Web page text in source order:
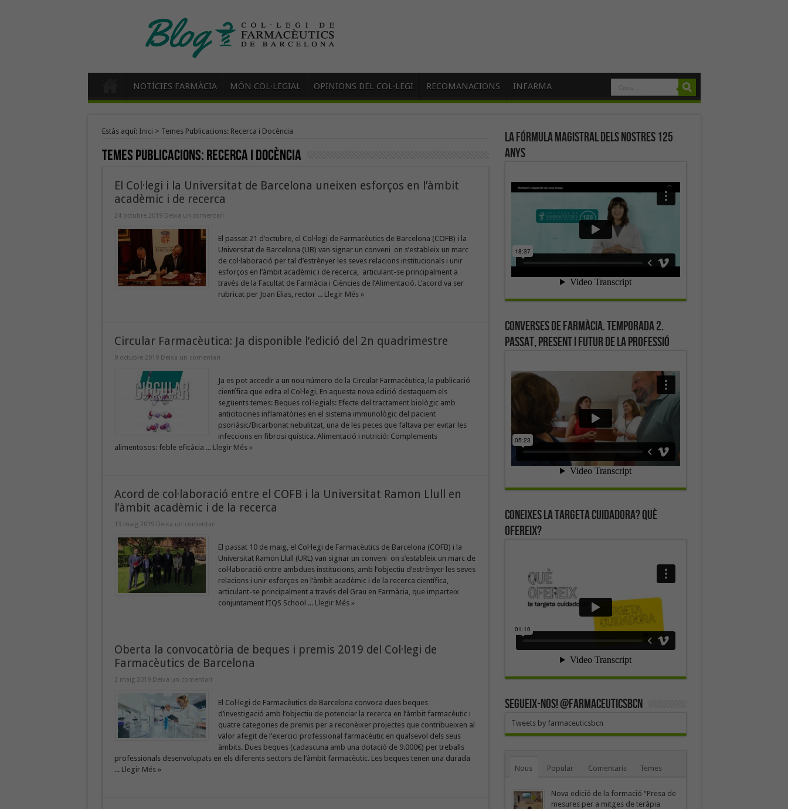
NOTÍCIES FARMÀCIA MÓN COL·LEGIAL OPINIONS DEL COL·LEGI RECOMANACIONS INFARMA
Estàs aquí: Inici > Temes Publicacions: Recerca i Docència
Temes Publicacions:Recerca i Docència
El Col·legi i la Universitat de Barcelona uneixen esforços en l’àmbit
acadèmic i de recerca
24 octubre 2019 Deixa un comentari
El passat 21 d’octubre, el Col·legi de Farmacèutics de Barcelona (COFB) i la
Universitat de Barcelona (UB) van signar un conveni on s’estableix un marc
de col·laboració per tal d’estrènyer les seves relacions institucionals i unir
esforços en l’àmbit acadèmic i de recerca, articulant-se principalment a
través de la Facultat de Farmàcia i Ciències de l’Alimentació. L’acord va ser
rubricat per Joan Elias, rector ... Llegir Més »
Circular Farmacèutica: Ja disponible l’edició del 2n quadrimestre
9 octubre 2019 Deixa un comentari
Ja es pot accedir a un nou número de la Circular Farmacèutica, la publicació
científica que edita el Col·legi. En aquesta nova edició destaquem els
següents temes: Beques col·legials: Efecte del tractament biològic amb
anticitocines inflamatòries en el sistema immunològic del pacient
psoriàsic/Bicarbonat nebulitzat, una de les peces que faltava per evitar les
infeccions en fibrosi quística. Alimentació i nutrició: Complements
alimentosos: feble eficàcia ... Llegir Més »
Acord de col·laboració entre el COFB i la Universitat Ramon Llull en
l’àmbit acadèmic i de la recerca
13 maig 2019 Deixa un comentari
El passat 10 de maig, el Col·legi de Farmacèutics de Barcelona (COFB) i la
Universitat Ramon Llull (URL) van signar un conveni on s’estableix un marc de
col·laboració entre ambdues institucions, amb l’objectiu d’estrènyer les seves
relacions i unir esforços en l’àmbit acadèmic i de la recerca científica,
articulant-se principalment a través del Grau en Farmàcia, que imparteix
conjuntament l’IQS School ... Llegir Més »
Oberta la convocatòria de beques i premis 2019 del Col·legi de
Farmacèutics de Barcelona
2 maig 2019 Deixa un comentari
El Col·legi de Farmacèutics de Barcelona convoca dues beques
d’investigació amb l’objectiu de potenciar la recerca en l’àmbit farmacèutic i
quatre categories de premis per a reconèixer projectes que contribueixen al
valor afegit de l’exercici professional farmacèutic en qualsevol dels seus
àmbits. Dues beques (cadascuna amb una dotació de 9.000€) per treballs
professionals desenvolupats en els diferents sectors de l’àmbit farmacèutic. Les beques tenen una durada
... Llegir Més »
La fórmula magistral dels nostres 125
anys
Converses de farmàcia. Temporada 2.
Passat, present i futur de la professió
Coneixes la targeta cuidadora? Què
ofereix?
SEGUEIX-NOS! @farmaceuticsbcn
Tweets by farmaceuticsbcn
Nous Popular Comentaris Temes
Nova edició de la formació “Presa de
mesures per a mitges de teràpia